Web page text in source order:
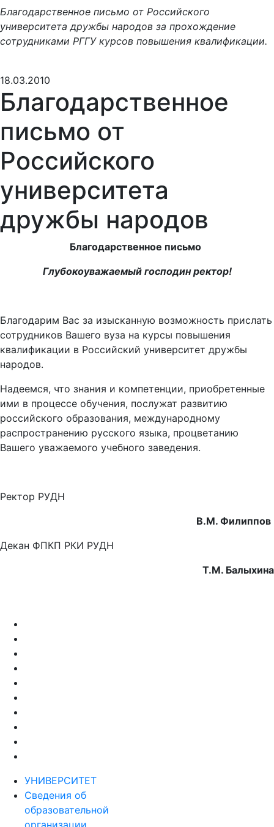
Благодарственное письмо от Российского
университета дружбы народов за прохождение
сотрудниками РГГУ курсов повышения квалификации.
18.03.2010
Благодарственное
письмо от
Российского
университета
дружбы народов
Благодарственное письмо
Глубокоуважаемый господин ректор!
Благодарим Вас за изысканную возможность прислать
сотрудников Вашего вуза на курсы повышения
квалификации в Российский университет дружбы
народов.
Надеемся, что знания и компетенции, приобретенные
ими в процессе обучения, послужат развитию
российского образования, международному
распространению русского языка, процветанию
Вашего уважаемого учебного заведения.
Ректор РУДН
В.М. Филиппов
Декан ФПКП РКИ РУДН
Т.М. Балыхина
УНИВЕРСИТЕТ
Сведения об
образовательной
организации